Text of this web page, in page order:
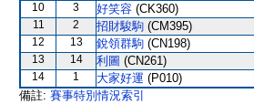
10
3 好笑容 (CK360)
11
2 招財駿駒 (CM395)
12
13 銳領群駒 (CN198)
13
14 利圖 (CN261)
14
1 大家好運 (P010)
備註: 賽事特別情況索引